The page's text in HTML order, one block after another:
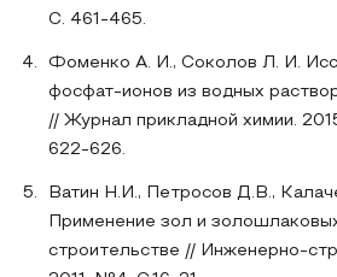
С. 461-465.
Фоменко А. И., Соколов Л. И.
фосфат-ионов из водных
// Журнал прикладной химии.
622-626.
Ватин Н.И., Петросов Д.В.,
Применение зол и
строительстве // Инженерно-